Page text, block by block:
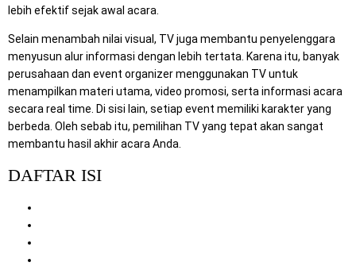
lebih efektif sejak awal acara.
Selain menambah nilai visual, TV juga membantu penyelenggara
menyusun alur informasi dengan lebih tertata. Karena itu, banyak
perusahaan dan event organizer menggunakan TV untuk
menampilkan materi utama, video promosi, serta informasi acara
secara real time. Di sisi lain, setiap event memiliki karakter yang
berbeda. Oleh sebab itu, pemilihan TV yang tepat akan sangat
membantu hasil akhir acara Anda.
DAFTAR ISI